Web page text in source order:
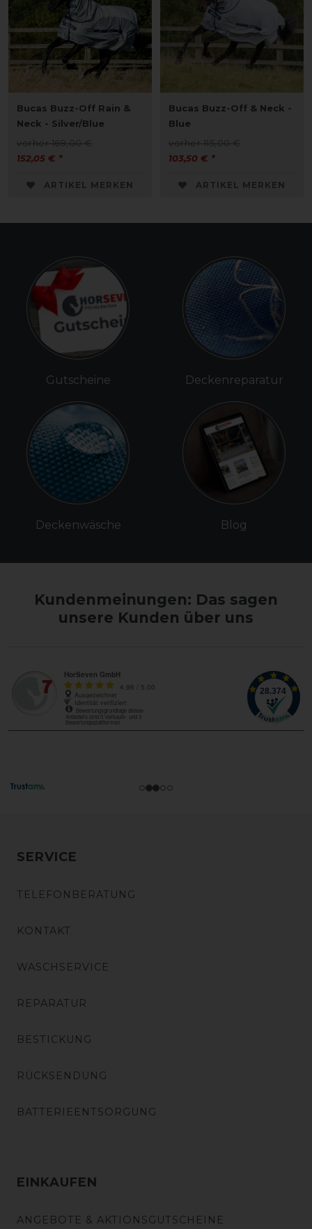
Bucas Buzz-Off Rain &
Neck - Silver/Blue
vorher 169,00 €
152,05 € *
ARTIKEL MERKEN
Bucas Buzz-Off & Neck -
Blue
vorher 115,00 €
103,50 € *
ARTIKEL MERKEN
Gutscheine
Deckenwäsche
Deckenreparatur
Blog
Kundenmeinungen: Das sagen
unsere Kunden über uns
SERVICE
TELEFONBERATUNG
KONTAKT
WASCHSERVICE
REPARATUR
BESTICKUNG
RÜCKSENDUNG
BATTERIEENTSORGUNG
EINKAUFEN
ANGEBOTE & AKTIONSGUTSCHEINE